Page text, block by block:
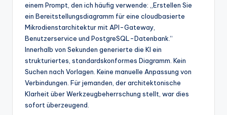
einem Prompt, den ich häufig verwende: „Erstellen Sie
ein Bereitstellungsdiagramm für eine cloudbasierte
Mikrodienstarchitektur mit API-Gateway,
Benutzerservice und PostgreSQL-Datenbank.“
Innerhalb von Sekunden generierte die KI ein
strukturiertes, standardskonformes Diagramm. Kein
Suchen nach Vorlagen. Keine manuelle Anpassung von
Verbindungen. Für jemanden, der architektonische
Klarheit über Werkzeugbeherrschung stellt, war dies
sofort überzeugend.